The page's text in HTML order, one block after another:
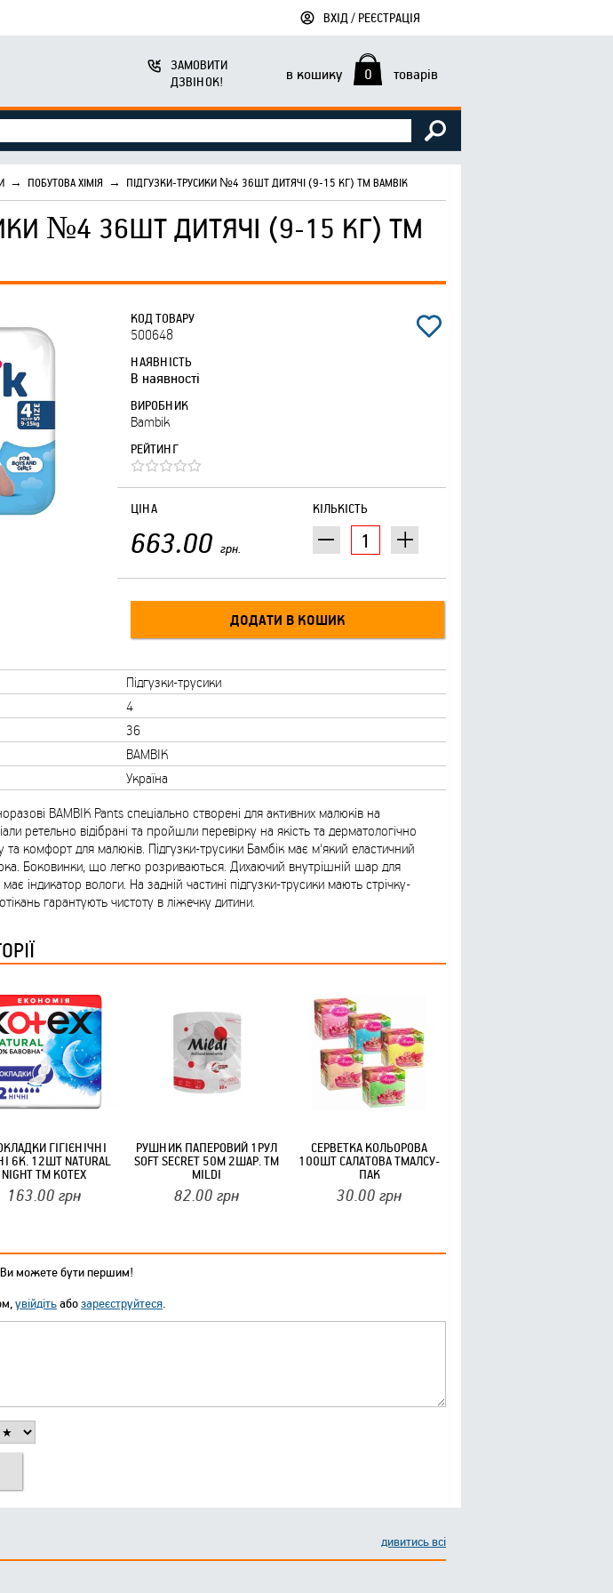
ВХІД / РЕЄСТРАЦІЯ
ЗАМОВИТИ
ДЗВІНОК!
в кошику 0 товарів
ОФФ 82 ПАННОЧКА
ОФФ 82 ПАННОЧКА
→ ПОБУТОВА ХІМІЯ → ПІДГУЗКИ-ТРУСИКИ №4 36ШТ ДИТЯЧІ (9-15 КГ) ТМ BAMBIK
№4 36ШТ ДИТЯЧІ (9-15 КГ) ТМ
КОД ТОВАРУ
500648
НАЯВНІСТЬ
В наявності
ВИРОБНИК
Bambik
РЕЙТИНГ
КІЛЬКІСТЬ
ЦІНА
663.00 грн.
Підгузки-трусики
4
36
BAMBIK
Україна
BAMBIK Pants спеціально створені для активних малюків на
ретельно відібрані та пройшли перевірку на якість та дерматологічно
комфорт для малюків. Підгузки-трусики Бамбік має м'який еластичний
Боковинки, що легко розриваються. Дихаючий внутрішній шар для
індикатор вологи. На задній частині підгузки-трусики мають стрічку-
гарантують чистоту в ліжечку дитини.
ГІГІЄНІЧНІ
6К. 12ШТ NATURAL
NIGHT ТМ KOTEX
163.00 грн
РУШНИК ПАПЕРОВИЙ 1РУЛ
SOFT SECRET 50М 2ШАР. ТМ
MILDI
82.00 грн
СЕРВЕТКА КОЛЬОРОВА
100ШТ САЛАТОВА ТМАЛСУ-
ПАК
30.00 грн
Ви можете бути першим!
увійдітьабозареєструйтеся.
дивитись всі